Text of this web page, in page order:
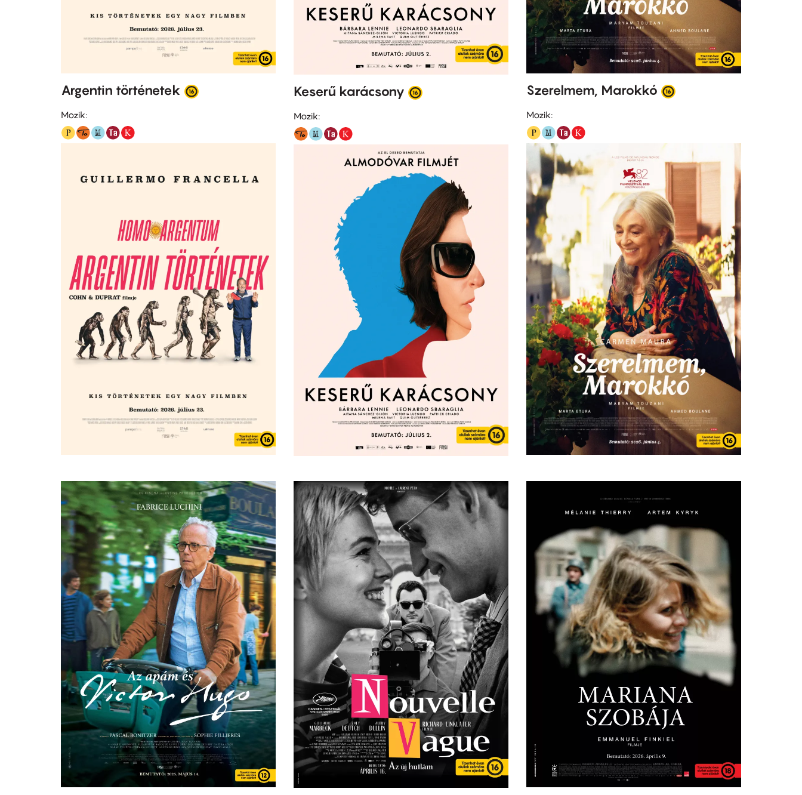
Argentin történetek
Mozik:
Keserű karácsony
Mozik:
Szerelmem, Marokkó
Mozik: